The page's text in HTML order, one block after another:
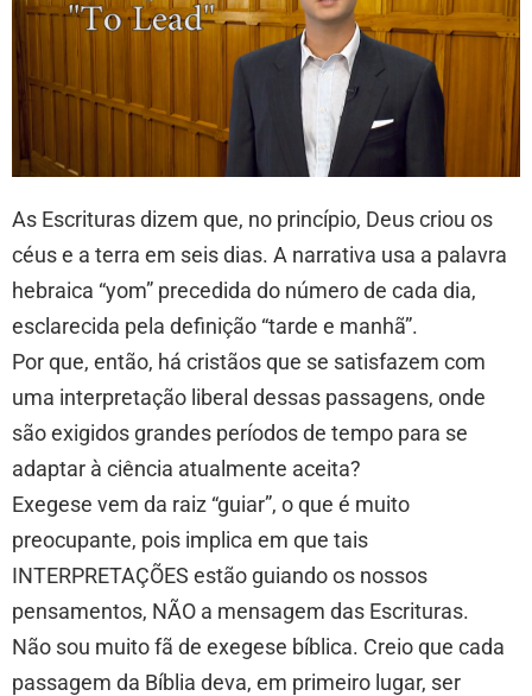
As Escrituras dizem que, no princípio, Deus criou os
céus e a terra em seis dias. A narrativa usa a palavra
hebraica “yom” precedida do número de cada dia,
esclarecida pela definição “tarde e manhã”.
Por que, então, há cristãos que se satisfazem com
uma interpretação liberal dessas passagens, onde
são exigidos grandes períodos de tempo para se
adaptar à ciência atualmente aceita?
Exegese vem da raiz “guiar”, o que é muito
preocupante, pois implica em que tais
INTERPRETAÇÕES estão guiando os nossos
pensamentos, NÃO a mensagem das Escrituras.
Não sou muito fã de exegese bíblica. Creio que cada
passagem da Bíblia deva, em primeiro lugar, ser